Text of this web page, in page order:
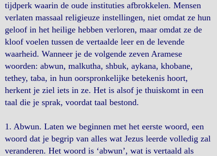
tijdperk waarin de oude instituties afbrokkelen. Mensen
verlaten massaal religieuze instellingen, niet omdat ze hun
geloof in het heilige hebben verloren, maar omdat ze de
kloof voelen tussen de vertaalde leer en de levende
waarheid. Wanneer je de volgende zeven Aramese
woorden: abwun, malkutha, shbuk, aykana, khobane,
tethey, taba, in hun oorspronkelijke betekenis hoort,
herkent je ziel iets in ze. Het is alsof je thuiskomt in een
taal die je sprak, voordat taal bestond.
1. Abwun. Laten we beginnen met het eerste woord, een
woord dat je begrip van alles wat Jezus leerde volledig zal
veranderen. Het woord is ‘abwun’, wat is vertaald als